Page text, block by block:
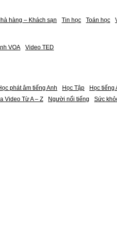
hàng – Khách sạn Tin học Toán học
VOA Video TED
phát âm tiếng Anh Học Tập Học tiếng
Video Từ A – Z Người nổi tiếng Sức